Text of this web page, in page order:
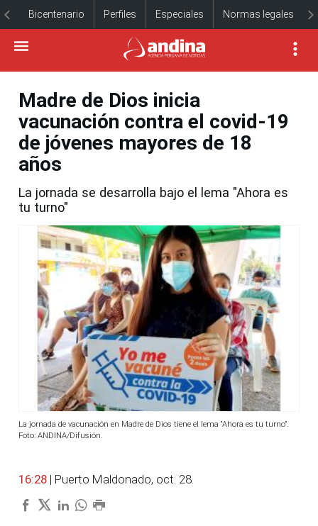
Bicentenario Perfiles Especiales Normas legales
Madre de Dios inicia
vacunación contra el covid-19
de jóvenes mayores de 18
años
La jornada se desarrolla bajo el lema "Ahora es
tu turno"
La jornada de vacunación en Madre de Dios tiene el lema “Ahora es tu turno”.
Foto: ANDINA/Difusión.
16:28 | Puerto Maldonado, oct. 28.